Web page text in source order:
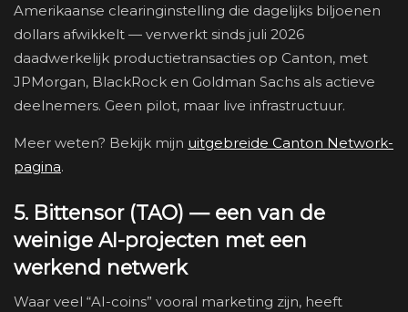
Amerikaanse clearinginstelling die dagelijks biljoenen
dollars afwikkelt — verwerkt sinds juli 2026
daadwerkelijk productietransacties op Canton, met
JPMorgan, BlackRock en Goldman Sachs als actieve
deelnemers. Geen pilot, maar live infrastructuur.
Meer weten? Bekijk mijn uitgebreide Canton Network-
pagina.
5. Bittensor (TAO) — een van de
weinige AI-projecten met een
werkend netwerk
Waar veel “AI-coins” vooral marketing zijn, heeft